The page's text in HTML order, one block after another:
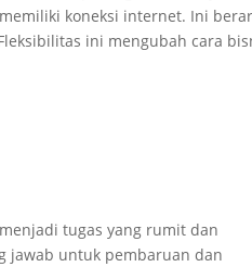
koneksi internet. Ini
ini mengubah cara
tugas yang rumit dan
jawab untuk pembaruan dan